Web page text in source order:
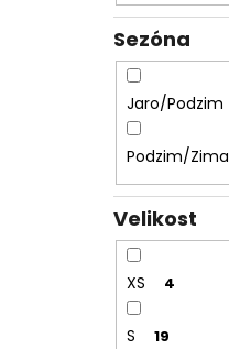
Sezóna
Jaro/Podzim
Podzim/Zima
Velikost
XS 4
S 19